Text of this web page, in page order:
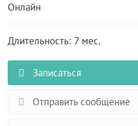
Онлайн
Длительность: 7 мес.
Записаться
Отправить сообщение